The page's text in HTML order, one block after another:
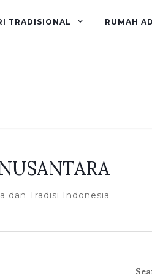
TRADISIONAL RUMAH
dan Tradisi Indonesia